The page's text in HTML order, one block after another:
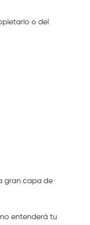
o del
gran capa de
entenderá tu